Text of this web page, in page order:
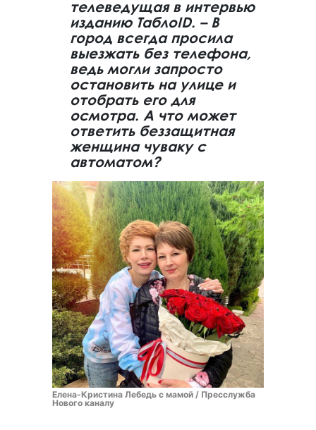
телеведущая в интервью
изданию ТаблоID. – В
город всегда просила
выезжать без телефона,
ведь могли запросто
остановить на улице и
отобрать его для
осмотра. А что может
ответить беззащитная
женщина чуваку с
автоматом?
Елена-Кристина Лебедь с мамой / Пресслужба
Нового каналу